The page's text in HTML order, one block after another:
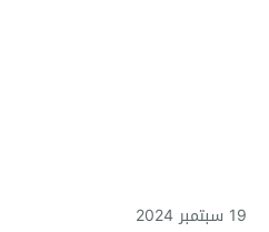
19 سبتمبر 2024